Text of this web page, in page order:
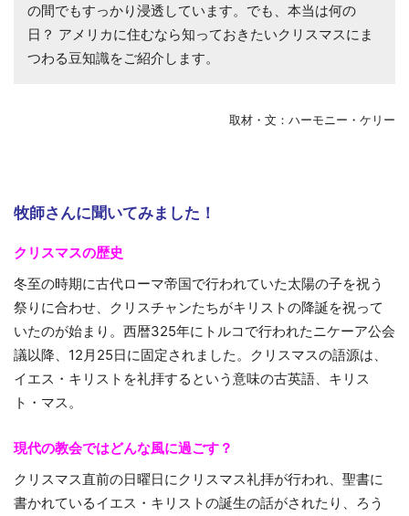
の間でもすっかり浸透しています。でも、本当は何の
日？ アメリカに住むなら知っておきたいクリスマスにま
つわる豆知識をご紹介します。
取材・文：ハーモニー・ケリー
牧師さんに聞いてみました！
クリスマスの歴史
冬至の時期に古代ローマ帝国で行われていた太陽の子を祝う
祭りに合わせ、クリスチャンたちがキリストの降誕を祝って
いたのが始まり。西暦325年にトルコで行われたニケーア公会
議以降、12月25日に固定されました。クリスマスの語源は、
イエス・キリストを礼拝するという意味の古英語、キリス
ト・マス。
現代の教会ではどんな風に過ごす？
クリスマス直前の日曜日にクリスマス礼拝が行われ、聖書に
書かれているイエス・キリストの誕生の話がされたり、ろう